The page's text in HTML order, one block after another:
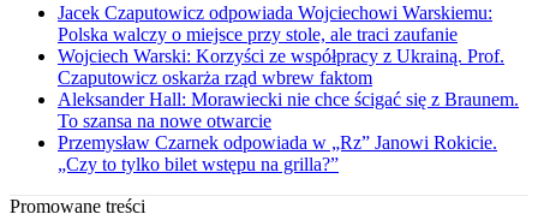
Jacek Czaputowicz odpowiada Wojciechowi Warskiemu:
Polska walczy o miejsce przy stole, ale traci zaufanie
Wojciech Warski: Korzyści ze współpracy z Ukrainą. Prof.
Czaputowicz oskarża rząd wbrew faktom
Aleksander Hall: Morawiecki nie chce ścigać się z Braunem.
To szansa na nowe otwarcie
Przemysław Czarnek odpowiada w „Rz” Janowi Rokicie.
„Czy to tylko bilet wstępu na grilla?”
Promowane treści